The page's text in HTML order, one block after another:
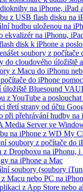
na iPhone, iPad
z USB flash disku na
hudbu uloženou na
ekvalizér na iPhonu,
disk k iPhone a
soubory z
do cloudového
z Macu do iPhonu
do iPhone
úložiště Bluesound
z YouTube a
třetí strany od účtu
při přehrávání hudby na
Server ve
na iPhone z WD My
soubory z počítače
z Dropboxu na iPhonu,
na iPhone a Mac
soubory (soubory
Macu nebo PC na
z App Store nebo